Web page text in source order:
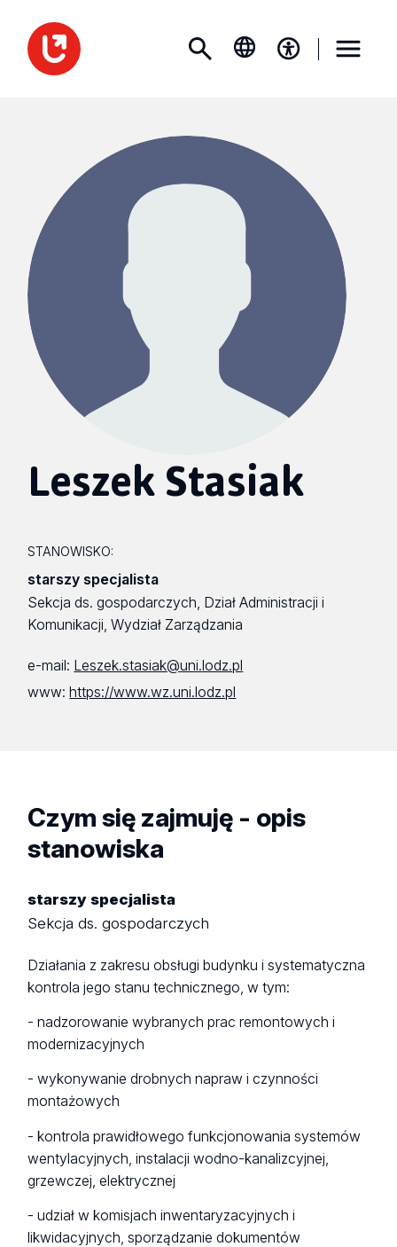
Leszek Stasiak
STANOWISKO:
starszy specjalista
Sekcja ds. gospodarczych, Dział Administracji i
Komunikacji, Wydział Zarządzania
e-mail: Leszek.stasiak@uni.lodz.pl
www:https://www.wz.uni.lodz.pl
Czym się zajmuję - opis
stanowiska
starszy specjalista
Sekcja ds. gospodarczych
Działania z zakresu obsługi budynku i systematyczna
kontrola jego stanu technicznego, w tym:
- nadzorowanie wybranych prac remontowych i
modernizacyjnych
- wykonywanie drobnych napraw i czynności
montażowych
- kontrola prawidłowego funkcjonowania systemów
wentylacyjnych, instalacji wodno-kanalizcyjnej,
grzewczej, elektrycznej
- udział w komisjach inwentaryzacyjnych i
likwidacyjnych, sporządzanie dokumentów